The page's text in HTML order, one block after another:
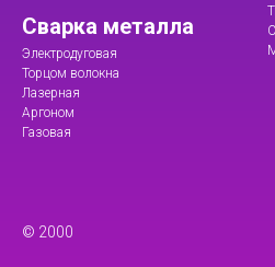
Сварка металла
Электродуговая
Торцом волокна
Лазерная
Аргоном
Газовая
© 2000